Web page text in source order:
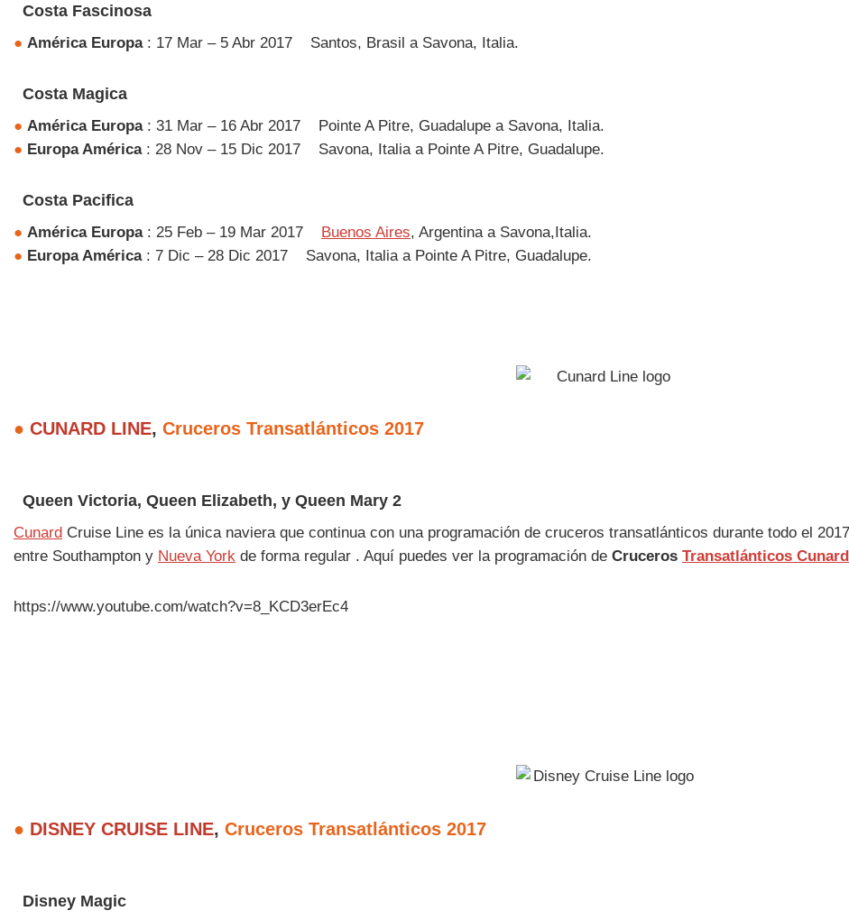
Costa Fascinosa
● América Europa: 17 Mar – 5 Abr 2017 Santos, Brasil a Savona, Italia.
Costa Magica
● América Europa: 31 Mar – 16 Abr 2017
Pointe A Pitre, Guadalupe a Savona, Italia.
● Europa América: 28 Nov – 15 Dic 2017 Savona, Italia a Pointe A Pitre, Guadalupe.
Costa Pacifica
● América Europa: 25 Feb – 19 Mar 2017 Buenos Aires, Argentina a Savona,Italia.
● Europa América: 7 Dic – 28 Dic 2017 Savona, Italia a Pointe A Pitre, Guadalupe.
● CUNARD LINE, Cruceros Transatlánticos 2017
Queen Victoria, Queen Elizabeth, y Queen Mary 2
Cunard Cruise Line es la única naviera que continua con una programación de cruceros transatlánticos durante todo el
entre Southampton y Nueva York de forma regular . Aquí puedes ver la programación de Cruceros Transatlánticos Cunard
https://www.youtube.com/watch?v=8_KCD3erEc4
● DISNEY CRUISE LINE, Cruceros Transatlánticos 2017
Disney Magic